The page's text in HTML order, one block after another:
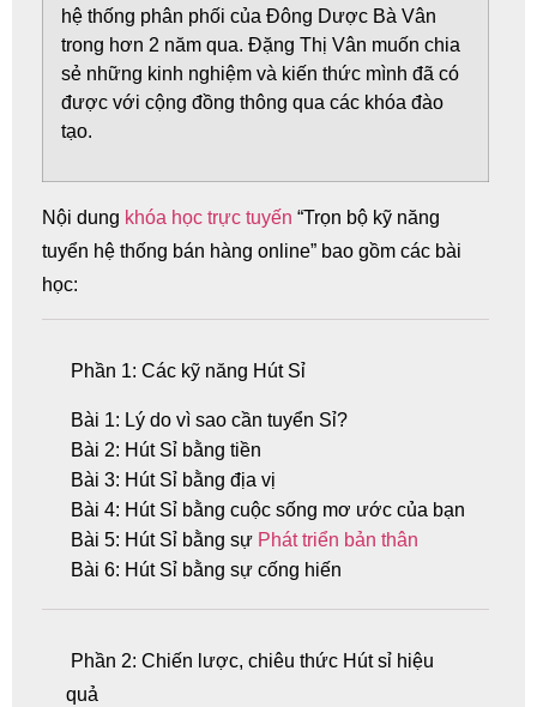
hệ thống phân phối của Đông Dược Bà Vân
trong hơn 2 năm qua. Đặng Thị Vân muốn chia
sẻ những kinh nghiệm và kiến thức mình đã có
được với cộng đồng thông qua các khóa đào
tạo.
Nội dung khóa học trực tuyến “Trọn bộ kỹ năng
tuyển hệ thống bán hàng online” bao gồm các bài
học:
Phần 1: Các kỹ năng Hút Sỉ
Bài 1: Lý do vì sao cần tuyển Sỉ?
Bài 2: Hút Sỉ bằng tiền
Bài 3: Hút Sỉ bằng địa vị
Bài 4: Hút Sỉ bằng cuộc sống mơ ước của bạn
Bài 5: Hút Sỉ bằng sự Phát triển bản thân
Bài 6: Hút Sỉ bằng sự cống hiến
Phần 2: Chiến lược, chiêu thức Hút sỉ hiệu
quả